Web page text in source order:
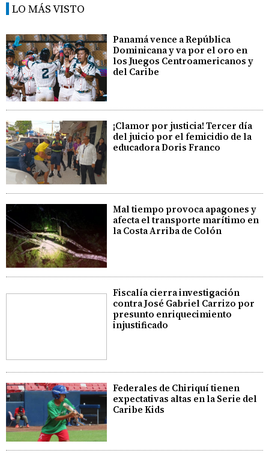
LO MÁS VISTO
Panamá vence a República
Dominicana y va por el oro en
los Juegos Centroamericanos y
del Caribe
¡Clamor por justicia! Tercer día
del juicio por el femicidio de la
educadora Doris Franco
Mal tiempo provoca apagones y
afecta el transporte marítimo en
la Costa Arriba de Colón
Fiscalía cierra investigación
contra José Gabriel Carrizo por
presunto enriquecimiento
injustificado
Federales de Chiriquí tienen
expectativas altas en la Serie del
Caribe Kids